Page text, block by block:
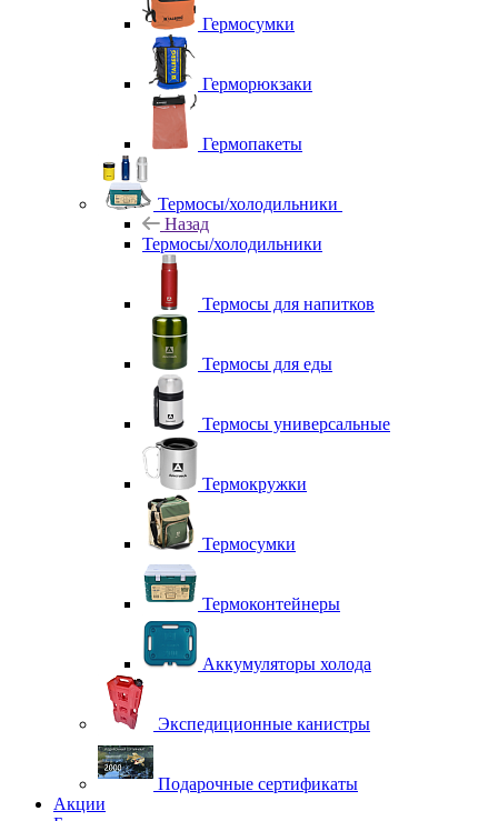
Гермосумки
Герморюкзаки
Гермопакеты
Термосы/холодильники
Назад
Термосы/холодильники
Термосы для напитков
Термосы для еды
Термосы универсальные
Термокружки
Термосумки
Термоконтейнеры
Аккумуляторы холода
Экспедиционные канистры
Подарочные сертификаты
Акции